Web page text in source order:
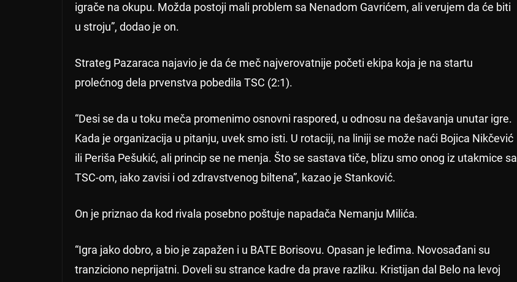
igrače na okupu. Možda postoji mali problem sa Nenadom Gavrićem, ali verujem da će biti
u stroju”, dodao je on.
Strateg Pazaraca najavio je da će meč najverovatnije početi ekipa koja je na startu
prolećnog dela prvenstva pobedila TSC (2:1).
“Desi se da u toku meča promenimo osnovni raspored, u odnosu na dešavanja unutar igre.
Kada je organizacija u pitanju, uvek smo isti. U rotaciji, na liniji se može naći Bojica Nikčević
ili Periša Pešukić, ali princip se ne menja. Što se sastava tiče, blizu smo onog iz utakmice sa
TSC-om, iako zavisi i od zdravstvenog biltena”, kazao je Stanković.
On je priznao da kod rivala posebno poštuje napadača Nemanju Milića.
“Igra jako dobro, a bio je zapažen i u BATE Borisovu. Opasan je leđima. Novosađani su
tranziciono neprijatni. Doveli su strance kadre da prave razliku. Kristijan dal Belo na levoj